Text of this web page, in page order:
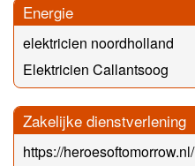
Energie
elektricien noordholland
Elektricien Callantsoog
Zakelijke dienstverlening
https://heroesoftomorrow.nl/